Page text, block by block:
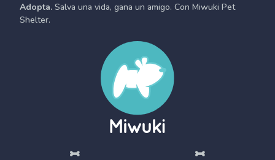
Adopta. Salva una vida, gana un amigo. Con Miwuki Pet
Shelter.